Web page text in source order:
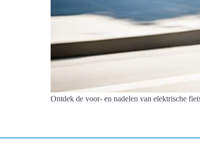
Ontdek de voor- en nadelen van elektrische